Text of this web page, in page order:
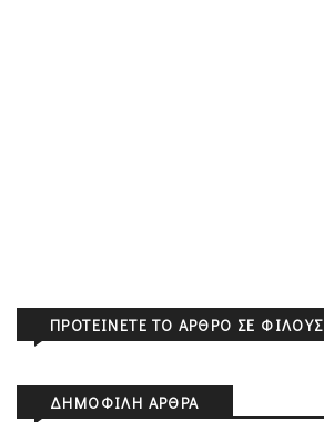
ΠΡΟΤΕΊΝΕΤΕ ΤΟ ΆΡΘΡΟ ΣΕ ΦΊΛΟΥΣ
ΔΗΜΟΦΙΛΉ ΆΡΘΡΑ